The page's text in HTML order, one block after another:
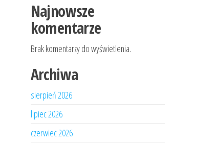
Najnowsze
komentarze
Brak komentarzy do wyświetlenia.
Archiwa
sierpień 2026
lipiec 2026
czerwiec 2026